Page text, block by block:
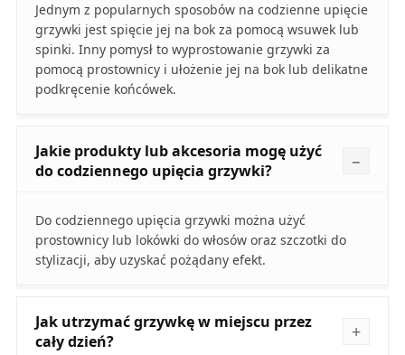
Jednym z popularnych sposobów na codzienne upięcie
grzywki jest spięcie jej na bok za pomocą wsuwek lub
spinki. Inny pomysł to wyprostowanie grzywki za
pomocą prostownicy i ułożenie jej na bok lub delikatne
podkręcenie końcówek.
Jakie produkty lub akcesoria mogę użyć
do codziennego upięcia grzywki?
Do codziennego upięcia grzywki można użyć
prostownicy lub lokówki do włosów oraz szczotki do
stylizacji, aby uzyskać pożądany efekt.
Jak utrzymać grzywkę w miejscu przez
cały dzień?